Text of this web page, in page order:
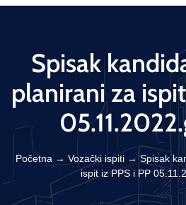
Spisak
planirani za
Početna → Vozački ispiti→ Spisak
ispit iz PPS i PP